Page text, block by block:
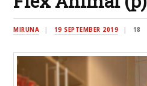
MIRUNA 19 SEPTEMBER 2019 18